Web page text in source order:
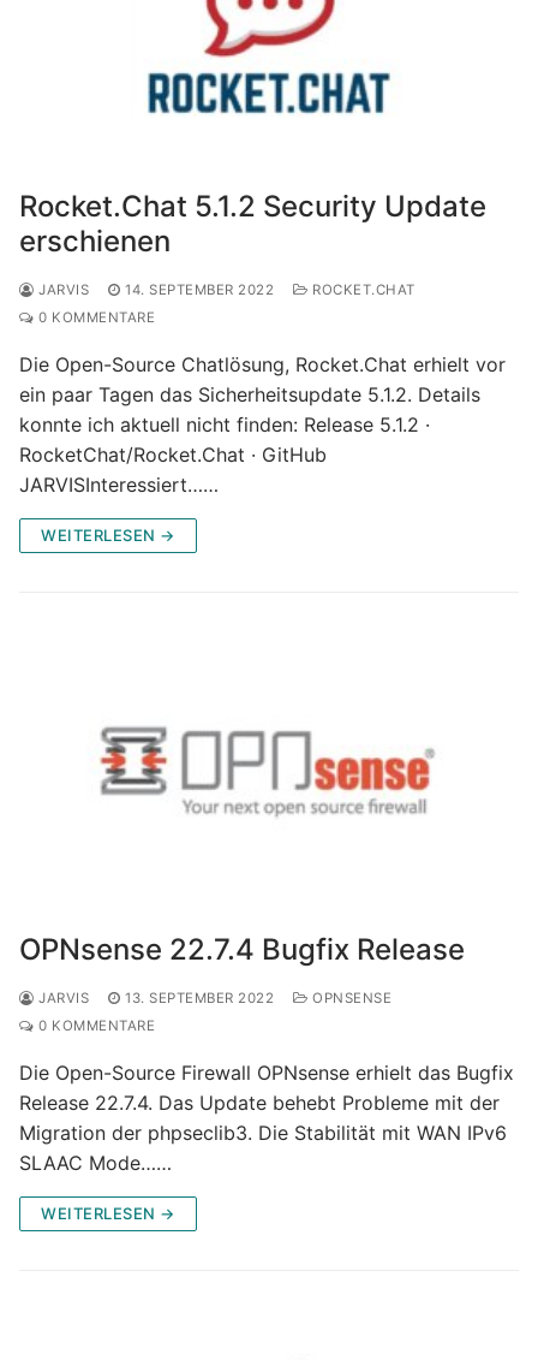
Rocket.Chat 5.1.2 Security Update
erschienen
JARVIS 14. SEPTEMBER 2022
ROCKET.CHAT
0 KOMMENTARE
Die Open-Source Chatlösung, Rocket.Chat erhielt vor
ein paar Tagen das Sicherheitsupdate 5.1.2. Details
konnte ich aktuell nicht finden: Release 5.1.2 ·
RocketChat/Rocket.Chat · GitHub
JARVISInteressiert……
WEITERLESEN →
OPNsense 22.7.4 Bugfix Release
JARVIS 13. SEPTEMBER 2022
OPNSENSE
0 KOMMENTARE
Die Open-Source Firewall OPNsense erhielt das Bugfix
Release 22.7.4. Das Update behebt Probleme mit der
Migration der phpseclib3. Die Stabilität mit WAN IPv6
SLAAC Mode……
WEITERLESEN →